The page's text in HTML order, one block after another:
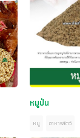
หมูป่น
หมู อาหารสัตว์